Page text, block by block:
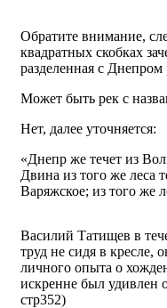
Обратите внимание,
квадратных скобках
разделенная с
Может быть рек с
Нет, далее уточняется:
«Днепр же течет из
Двина из того же леса
Варяжское; из того же
Василий Татищев в
труд не сидя в кресле,
личного опыта о
искренне был удивлен
стр352)